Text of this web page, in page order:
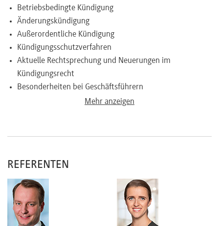
Betriebsbedingte Kündigung
Änderungskündigung
Außerordentliche Kündigung
Kündigungsschutzverfahren
Aktuelle Rechtsprechung und Neuerungen im
Kündigungsrecht
Besonderheiten bei Geschäftsführern
Besonderer Kündigungsschutz
Abschluss von Aufhebungs- und Abwicklungsverträgen
Typische Fehler beim Abschluss
Typischer Inhalt von Aufhebungs-/Abwicklungsverträgen
Mehr anzeigen
REFERENTEN